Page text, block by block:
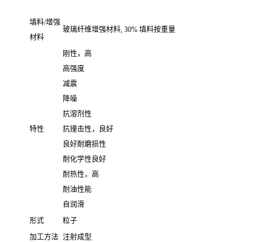
填料/增强
材料
玻璃纤维增强材料, 30% 填料按重量
特性
刚性，高
高强度
减震
降噪
抗溶剂性
抗撞击性，良好
良好耐磨损性
耐化学性良好
耐热性，高
耐油性能
自润滑
形式
粒子
加工方法 注射成型